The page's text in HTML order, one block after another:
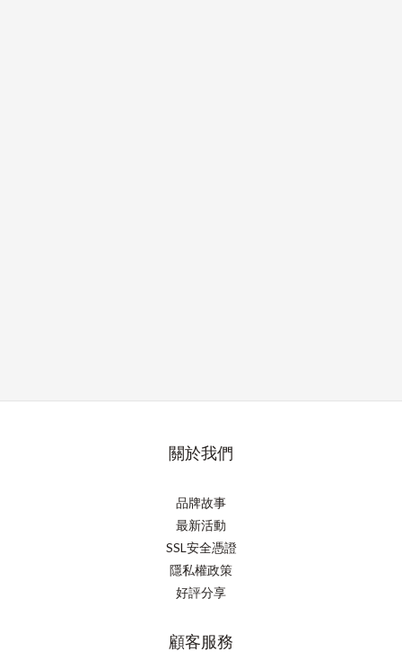
關於我們
品牌故事
最新活動
SSL安全憑證
隱私權政策
好評分享
顧客服務